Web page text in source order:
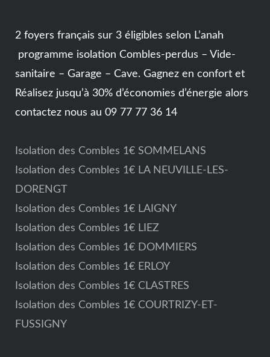
2 foyers français sur 3 éligibles selon L’anah
programme isolation Combles-perdus – Vide-
sanitaire – Garage – Cave. Gagnez en confort et
Réalisez jusqu’à 30% d’économies d’énergie alors
contactez nous au 09 77 77 36 14
Isolation des Combles 1€ SOMMELANS
Isolation des Combles 1€ LA NEUVILLE-LES-
DORENGT
Isolation des Combles 1€ LAIGNY
Isolation des Combles 1€ LIEZ
Isolation des Combles 1€ DOMMIERS
Isolation des Combles 1€ ERLOY
Isolation des Combles 1€ CLASTRES
Isolation des Combles 1€ COURTRIZY-ET-
FUSSIGNY